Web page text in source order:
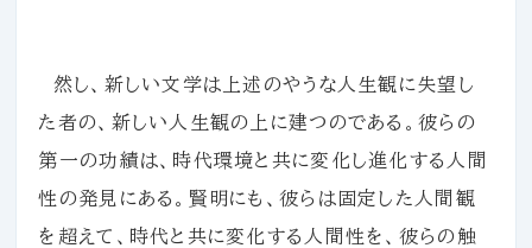
然し、新しい文学は上述のやうな人生観に失望し
た者の、新しい人生観の上に建つのである。彼らの
第一の功績は、時代環境と共に変化し進化する人間
性の発見にある。賢明にも、彼らは固定した人間観
を超えて、時代と共に変化する人間性を、彼らの触